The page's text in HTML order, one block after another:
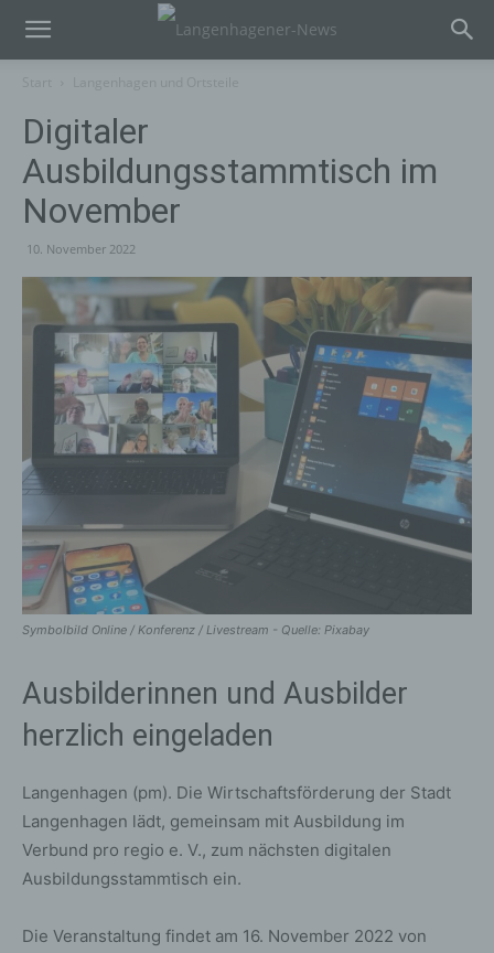
Digitaler
Ausbildungsstammtisch im
November
10. November 2022
Symbolbild Online / Konferenz / Livestream - Quelle: Pixabay
Ausbilderinnen und Ausbilder
herzlich eingeladen
Langenhagen (pm). Die Wirtschaftsförderung der Stadt
Langenhagen lädt, gemeinsam mit Ausbildung im
Verbund pro regio e. V., zum nächsten digitalen
Ausbildungsstammtisch ein.
Die Veranstaltung findet am 16. November 2022 von